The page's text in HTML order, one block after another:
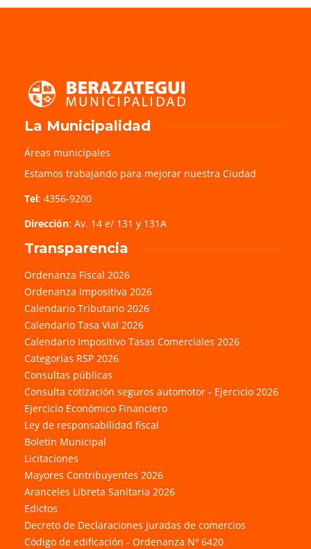
La Municipalidad
Áreas municipales
Estamos trabajando para mejorar nuestra Ciudad
Tel: 4356-9200
Dirección: Av. 14 e/ 131 y 131A
Transparencia
Ordenanza Fiscal 2026
Ordenanza Impositiva 2026
Calendario Tributario 2026
Calendario Tasa Vial 2026
Calendario Impositivo Tasas Comerciales 2026
Categorías RSP 2026
Consultas públicas
Consulta cotización seguros automotor - Ejercicio 2026
Ejercicio Económico Financiero
Ley de responsabilidad fiscal
Boletín Municipal
Licitaciones
Mayores Contribuyentes 2026
Aranceles Libreta Sanitaria 2026
Edictos
Decreto de Declaraciones Juradas de comercios
Código de edificación - Ordenanza Nº 6420